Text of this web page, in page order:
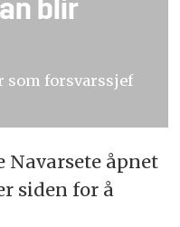
blir
som forsvarssjef
Navarsete åpnet
siden for å